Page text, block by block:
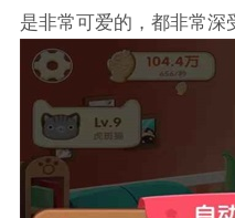
是非常可爱的，都非常深